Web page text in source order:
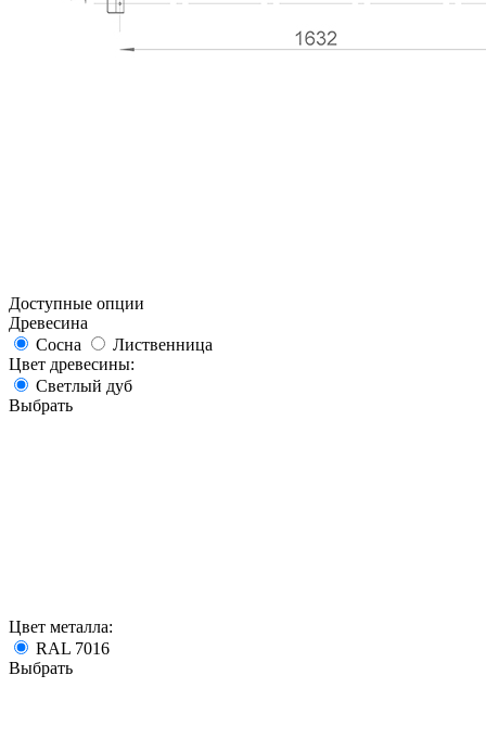
Доступные опции
Древесина
Сосна
Лиственница
Цвет древесины:
Светлый дуб
Выбрать
Цвет металла:
RAL 7016
Выбрать